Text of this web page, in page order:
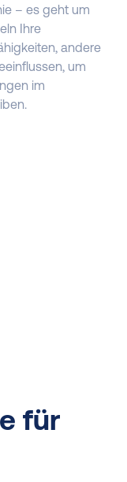
– es geht um
Ihre
andere
um
im
für